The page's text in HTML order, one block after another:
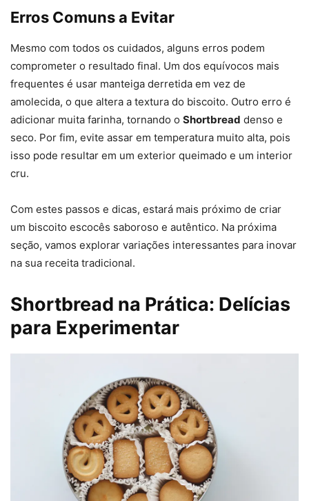
Erros Comuns a Evitar
Mesmo com todos os cuidados, alguns erros podem
comprometer o resultado final. Um dos equívocos mais
frequentes é usar manteiga derretida em vez de
amolecida, o que altera a textura do biscoito. Outro erro é
adicionar muita farinha, tornando o Shortbread denso e
seco. Por fim, evite assar em temperatura muito alta, pois
isso pode resultar em um exterior queimado e um interior
cru.
Com estes passos e dicas, estará mais próximo de criar
um biscoito escocês saboroso e autêntico. Na próxima
seção, vamos explorar variações interessantes para inovar
na sua receita tradicional.
Shortbread na Prática: Delícias
para Experimentar